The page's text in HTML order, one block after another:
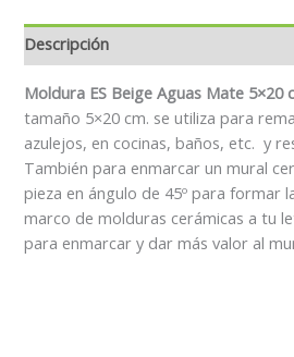
Descripción
Moldura ES Beige Aguas Mate 5×20
tamaño 5×20 cm. se utiliza para
azulejos, en cocinas, baños, etc. y
También para enmarcar un mural
pieza en ángulo de 45º para formar
marco de molduras cerámicas a tu
para enmarcar y dar más valor al